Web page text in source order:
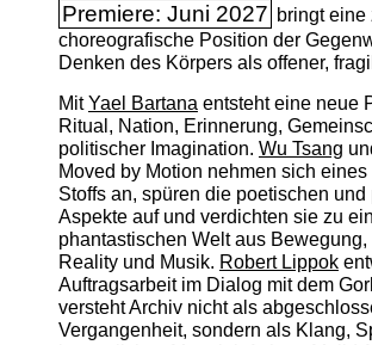
Premiere: Juni 2027 bringt eine
choreografische Position der
Denken des Körpers als offener,
MitYael Bartanaentsteht eine neue
Ritual, Nation, Erinnerung,
politischer Imagination. Wu Tsang
Moved by Motion nehmen sich
Stoffs an, spüren die poetischen
Aspekte auf und verdichten sie zu
phantastischen Welt aus Bewegung,
Reality und Musik. Robert Lippok
Auftragsarbeit im Dialog mit dem
versteht Archiv nicht als
Vergangenheit, sondern als Klang,